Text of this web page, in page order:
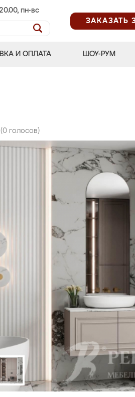
пн-вс
ЗАКАЗАТЬ
И ОПЛАТА ШОУ-РУМ
(0 голосов)